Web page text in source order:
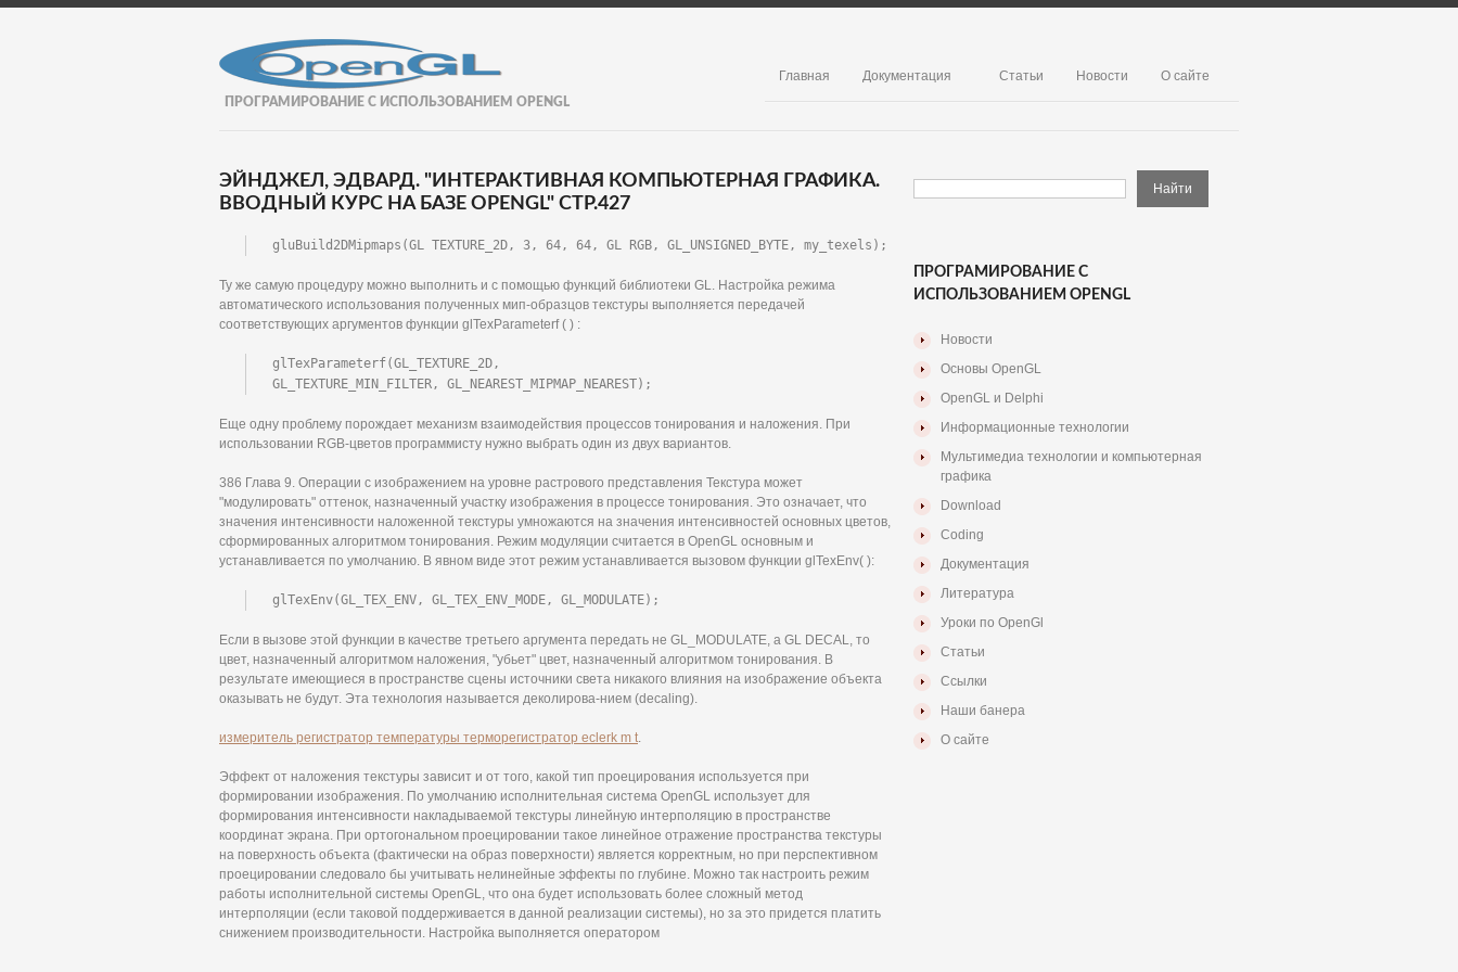
ПРОГРАМИРОВАНИЕ С ИСПОЛЬЗОВАНИЕМ OPENGL
Главная Документация Статьи Новости О сайте
ЭЙНДЖЕЛ, ЭДВАРД. "ИНТЕРАКТИВНАЯ КОМПЬЮТЕРНАЯ ГРАФИКА.
ВВОДНЫЙ КУРС НА БАЗЕ OPENGL" СТР.427
gluBuild2DMipmaps(GL TEXTURE_2D, 3, 64, 64, GL RGB, GL_UNSIGNED_BYTE, my_texels);
Ту же самую процедуру можно выполнить и с помощью функций библиотеки GL. Настройка режима
автоматического использования полученных мип-образцов текстуры выполняется передачей
соответствующих аргументов функции glTexParameterf ( ) :
glTexParameterf(GL_TEXTURE_2D,
GL_TEXTURE_MIN_FILTER, GL_NEAREST_MIPMAP_NEAREST);
Еще одну проблему порождает механизм взаимодействия процессов тонирования и наложения. При
использовании RGB-цветов программисту нужно выбрать один из двух вариантов.
386 Глава 9. Операции с изображением на уровне растрового представления Текстура может
"модулировать" оттенок, назначенный участку изображения в процессе тонирования. Это означает, что
значения интенсивности наложенной текстуры умножаются на значения интенсивностей основных цветов,
сформированных алгоритмом тонирования. Режим модуляции считается в OpenGL основным и
устанавливается по умолчанию. В явном виде этот режим устанавливается вызовом функции glTexEnv( ):
glTexEnv(GL_TEX_ENV, GL_TEX_ENV_MODE, GL_MODULATE);
Если в вызове этой функции в качестве третьего аргумента передать не GL_MODULATE, а GL DECAL, то
цвет, назначенный алгоритмом наложения, "убьет" цвет, назначенный алгоритмом тонирования. В
результате имеющиеся в пространстве сцены источники света никакого влияния на изображение объекта
оказывать не будут. Эта технология называется деколирова-нием (decaling).
измеритель регистратор температуры терморегистратор eclerk m t.
Эффект от наложения текстуры зависит и от того, какой тип проецирования используется при
формировании изображения. По умолчанию исполнительная система OpenGL использует для
формирования интенсивности накладываемой текстуры линейную интерполяцию в пространстве
координат экрана. При ортогональном проецировании такое линейное отражение пространства текстуры
на поверхность объекта (фактически на образ поверхности) является корректным, но при перспективном
проецировании следовало бы учитывать нелинейные эффекты по глубине. Можно так настроить режим
работы исполнительной системы OpenGL, что она будет использовать более сложный метод
интерполяции (если таковой поддерживается в данной реализации системы), но за это придется платить
снижением производительности. Настройка выполняется оператором
ПРОГРАМИРОВАНИЕ С
ИСПОЛЬЗОВАНИЕМ OPENGL
Новости
Основы OpenGL
OpenGL и Delphi
Информационные технологии
Мультимедиа технологии и компьютерная
графика
Download
Coding
Документация
Литература
Уроки по OpenGl
Статьи
Ссылки
Наши банера
О сайте